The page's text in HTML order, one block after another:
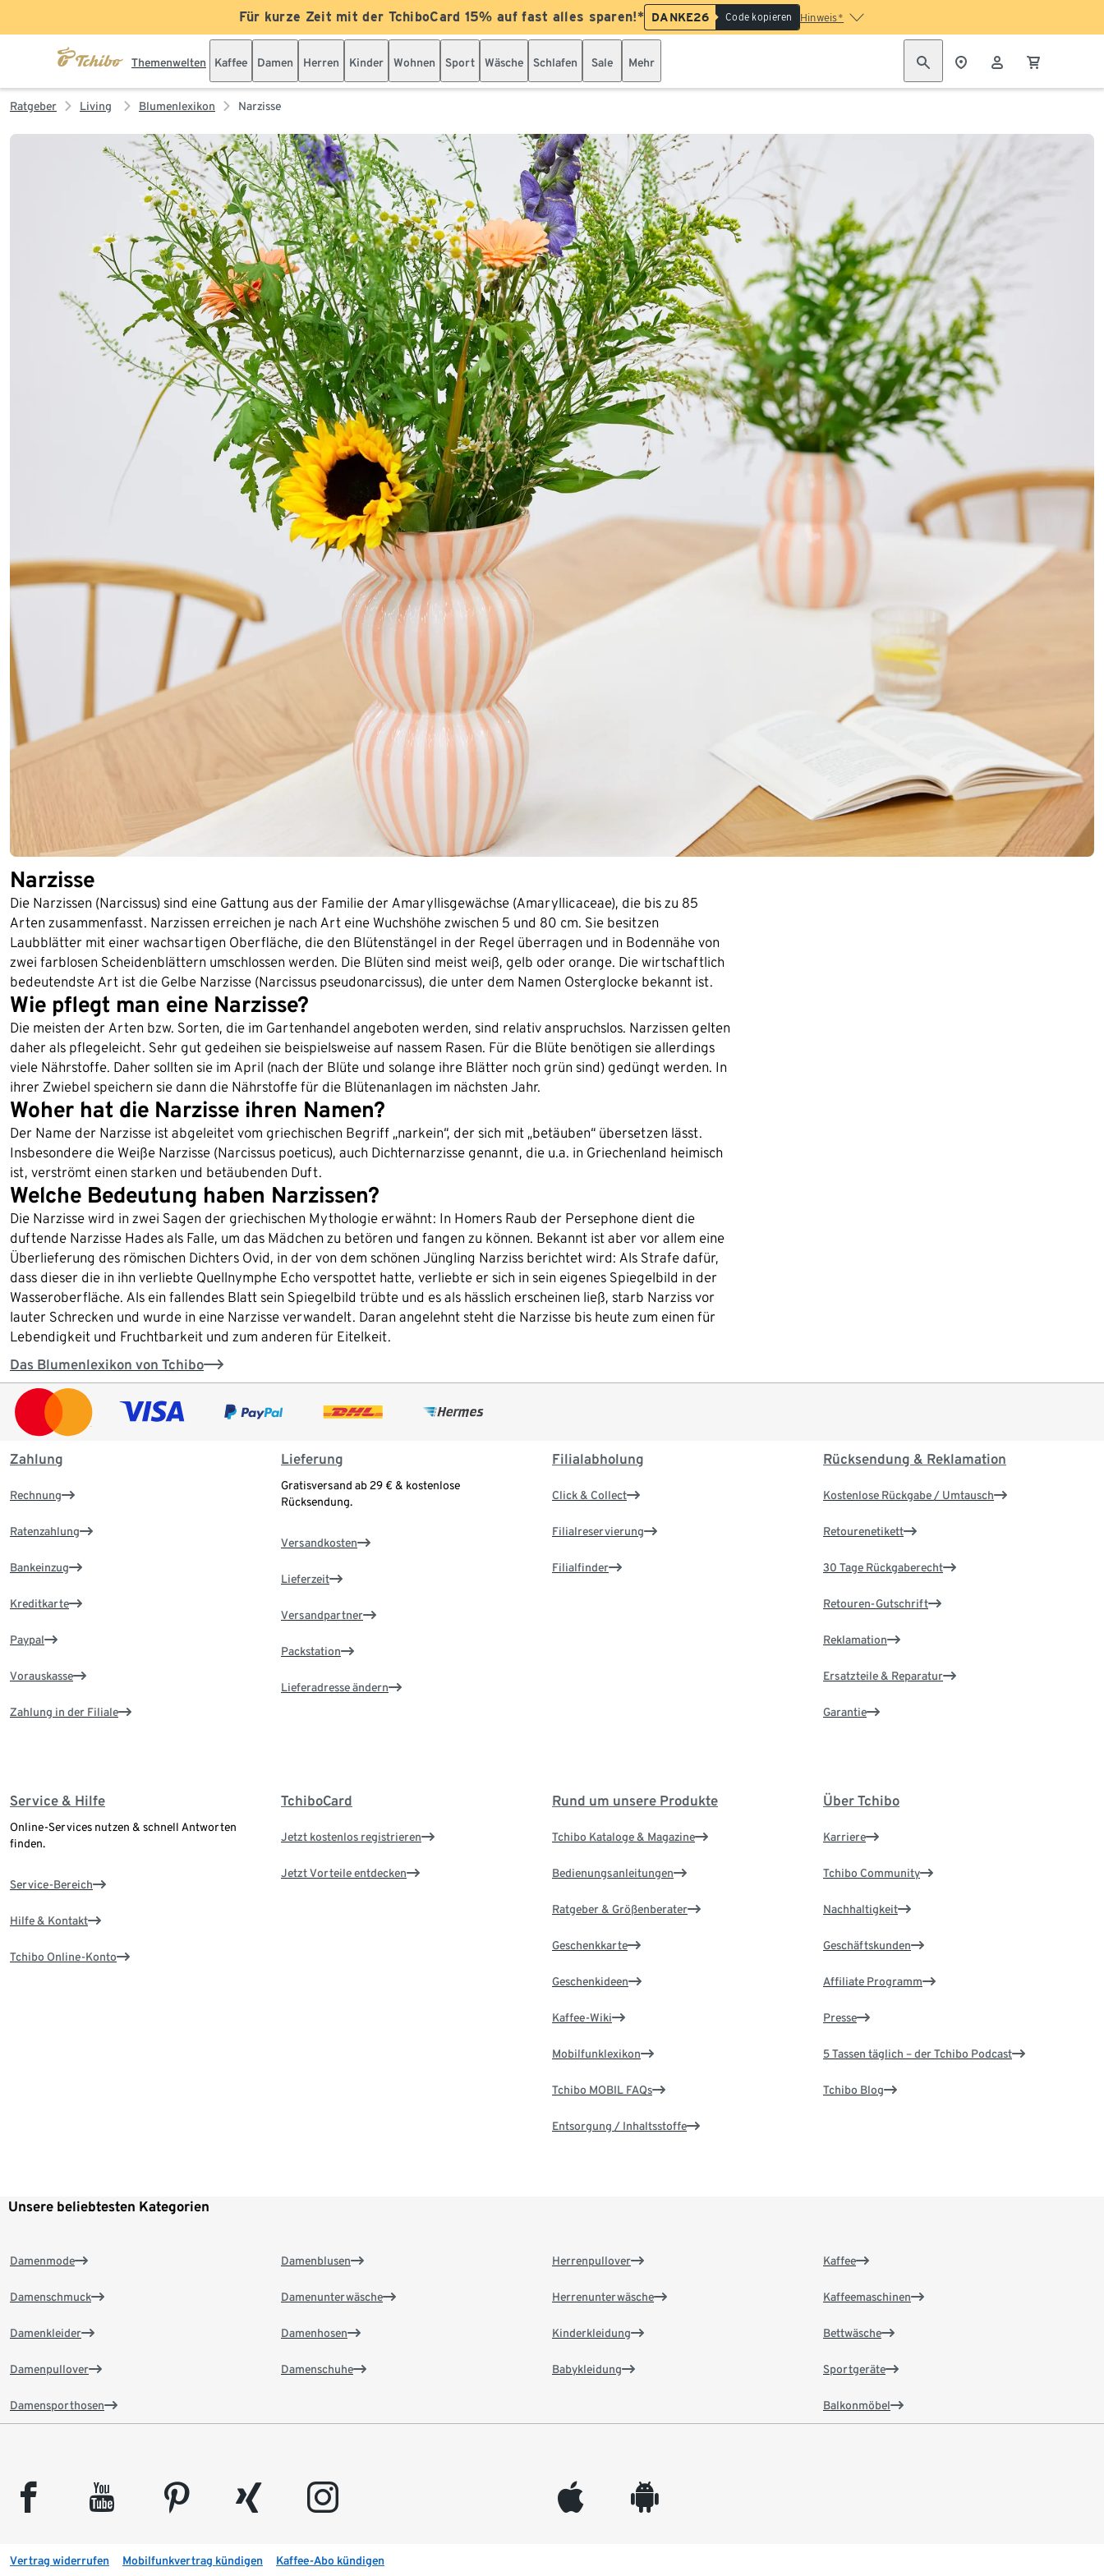
Für kurze Zeit mit der TchiboCard 15% auf fast alles sparen!* DANKE26 Code kopieren Hinweis*
Themenwelten Kaffee Damen Herren Kinder Wohnen Sport Wäsche Schlafen Sale Mehr
Ratgeber Living Blumenlexikon Narzisse
Narzisse
Die Narzissen (Narcissus) sind eine Gattung aus der Familie der Amaryllisgewächse (Amaryllicaceae), die bis zu 85
Arten zusammenfasst. Narzissen erreichen je nach Art eine Wuchshöhe zwischen 5 und 80 cm. Sie besitzen
Laubblätter mit einer wachsartigen Oberfläche, die den Blütenstängel in der Regel überragen und in Bodennähe von
zwei farblosen Scheidenblättern umschlossen werden. Die Blüten sind meist weiß, gelb oder orange. Die wirtschaftlich
bedeutendste Art ist die Gelbe Narzisse (Narcissus pseudonarcissus), die unter dem Namen Osterglocke bekannt ist.
Wie pflegt man eine Narzisse?
Die meisten der Arten bzw. Sorten, die im Gartenhandel angeboten werden, sind relativ anspruchslos. Narzissen gelten
daher als pflegeleicht. Sehr gut gedeihen sie beispielsweise auf nassem Rasen. Für die Blüte benötigen sie allerdings
viele Nährstoffe. Daher sollten sie im April (nach der Blüte und solange ihre Blätter noch grün sind) gedüngt werden. In
ihrer Zwiebel speichern sie dann die Nährstoffe für die Blütenanlagen im nächsten Jahr.
Woher hat die Narzisse ihren Namen?
Der Name der Narzisse ist abgeleitet vom griechischen Begriff „narkein“, der sich mit „betäuben“ übersetzen lässt.
Insbesondere die Weiße Narzisse (Narcissus poeticus), auch Dichternarzisse genannt, die u.a. in Griechenland heimisch
ist, verströmt einen starken und betäubenden Duft.
Welche Bedeutung haben Narzissen?
Die Narzisse wird in zwei Sagen der griechischen Mythologie erwähnt: In Homers Raub der Persephone dient die
duftende Narzisse Hades als Falle, um das Mädchen zu betören und fangen zu können. Bekannt ist aber vor allem eine
Überlieferung des römischen Dichters Ovid, in der von dem schönen Jüngling Narziss berichtet wird: Als Strafe dafür,
dass dieser die in ihn verliebte Quellnymphe Echo verspottet hatte, verliebte er sich in sein eigenes Spiegelbild in der
Wasseroberfläche. Als ein fallendes Blatt sein Spiegelbild trübte und es als hässlich erscheinen ließ, starb Narziss vor
lauter Schrecken und wurde in eine Narzisse verwandelt. Daran angelehnt steht die Narzisse bis heute zum einen für
Lebendigkeit und Fruchtbarkeit und zum anderen für Eitelkeit.
Das Blumenlexikon von Tchibo
Zahlung
Rechnung
Ratenzahlung
Bankeinzug
Kreditkarte
Paypal
Vorauskasse
Zahlung in der Filiale
Lieferung
Gratisversand ab 29 € & kostenlose
Rücksendung.
Versandkosten
Lieferzeit
Versandpartner
Packstation
Lieferadresse ändern
Filialabholung
Click & Collect
Filialreservierung
Filialfinder
Rücksendung & Reklamation
Kostenlose Rückgabe / Umtausch
Retourenetikett
30 Tage Rückgaberecht
Retouren-Gutschrift
Reklamation
Ersatzteile & Reparatur
Garantie
Service & Hilfe
Online-Services nutzen & schnell Antworten
finden.
Service-Bereich
Hilfe & Kontakt
Tchibo Online-Konto
TchiboCard
Jetzt kostenlos registrieren
Jetzt Vorteile entdecken
Rund um unsere Produkte
Tchibo Kataloge & Magazine
Bedienungsanleitungen
Ratgeber & Größenberater
Geschenkkarte
Geschenkideen
Kaffee-Wiki
Mobilfunklexikon
Tchibo MOBIL FAQs
Entsorgung / Inhaltsstoffe
Über Tchibo
Karriere
Tchibo Community
Nachhaltigkeit
Geschäftskunden
Affiliate Programm
Presse
5 Tassen täglich – der Tchibo Podcast
Tchibo Blog
Unsere beliebtesten Kategorien
Damenmode
Damenschmuck
Damenkleider
Damenpullover
Damensporthosen
Damenblusen
Damenunterwäsche
Damenhosen
Damenschuhe
Herrenpullover
Herrenunterwäsche
Kinderkleidung
Babykleidung
Kaffee
Kaffeemaschinen
Bettwäsche
Sportgeräte
Balkonmöbel
facebook youtube pinterest xing instagram appleinc android
Vertrag widerrufen Mobilfunkvertrag kündigen Kaffee-Abo kündigen